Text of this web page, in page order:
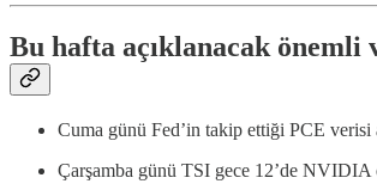
Bu hafta açıklanacak önemli
Cuma günü Fed’in takip ettiği PCE verisi
Çarşamba günü TSI gece 12’de NVIDIA